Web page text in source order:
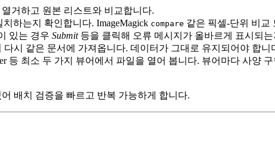
거하고 원본 리스트와 비교합니다.
하는지 확인합니다. ImageMagick compare 같은 픽셀‑단위 비
있는 경우 Submit등을 클릭해 오류 메시지가 올바르게 표시되
시 같은 문서에 가져옵니다. 데이터가 그대로 유지되어야 합니
등 최소 두 가지 뷰어에서 파일을 열어 봅니다. 뷰어마다 사양
배치 검증을 빠르고 반복 가능하게 합니다.